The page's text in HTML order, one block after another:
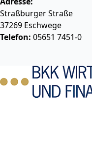
Straßburger Straße
37269 Eschwege
Telefon: 05651 7451-0